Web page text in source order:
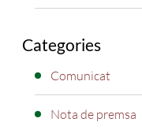
Categories
Comunicat
Nota de premsa